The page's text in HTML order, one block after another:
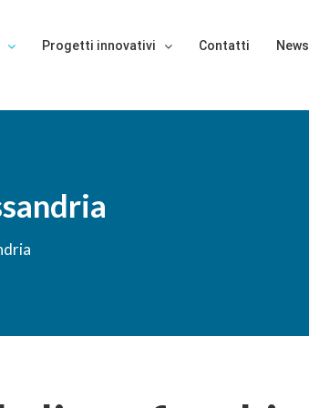
Progetti innovativi Contatti News